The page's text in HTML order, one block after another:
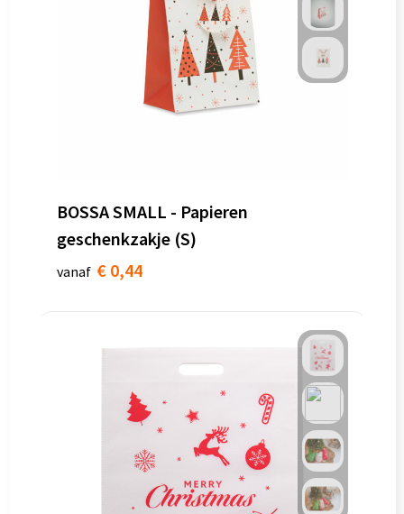
BOSSA SMALL - Papieren
geschenkzakje (S)
vanaf € 0,44